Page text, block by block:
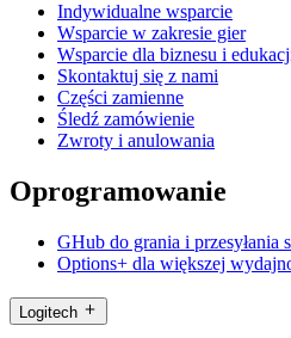
Indywidualne wsparcie
Wsparcie w zakresie gier
Wsparcie dla biznesu i
Skontaktuj się z nami
Części zamienne
Śledź zamówienie
Zwroty i anulowania
Oprogramowanie
GHub do grania i przesyłania
Options+ dla większej
Logitech